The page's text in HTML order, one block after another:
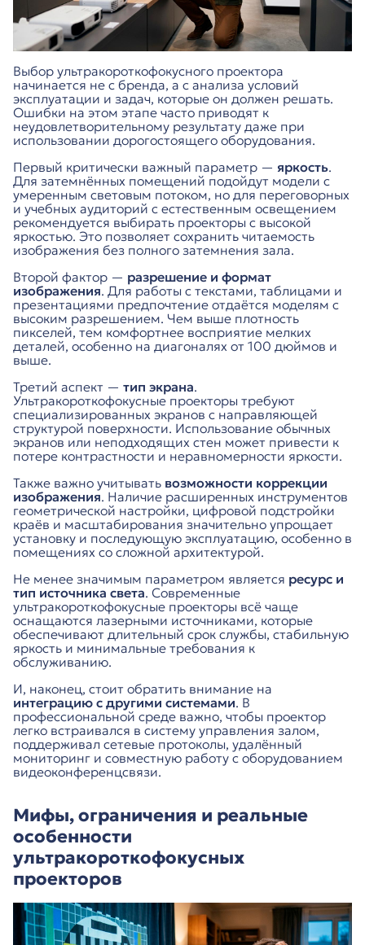
Выбор ультракороткофокусного проектора
начинается не с бренда, а с анализа условий
эксплуатации и задач, которые он должен решать.
Ошибки на этом этапе часто приводят к
неудовлетворительному результату даже при
использовании дорогостоящего оборудования.
Первый критически важный параметр — яркость.
Для затемнённых помещений подойдут модели с
умеренным световым потоком, но для переговорных
и учебных аудиторий с естественным освещением
рекомендуется выбирать проекторы с высокой
яркостью. Это позволяет сохранить читаемость
изображения без полного затемнения зала.
Второй фактор — разрешение и формат
изображения. Для работы с текстами, таблицами и
презентациями предпочтение отдаётся моделям с
высоким разрешением. Чем выше плотность
пикселей, тем комфортнее восприятие мелких
деталей, особенно на диагоналях от 100 дюймов и
выше.
Третий аспект — тип экрана.
Ультракороткофокусные проекторы требуют
специализированных экранов с направляющей
структурой поверхности. Использование обычных
экранов или неподходящих стен может привести к
потере контрастности и неравномерности яркости.
Также важно учитывать возможности коррекции
изображения. Наличие расширенных инструментов
геометрической настройки, цифровой подстройки
краёв и масштабирования значительно упрощает
установку и последующую эксплуатацию, особенно в
помещениях со сложной архитектурой.
Не менее значимым параметром является ресурс и
тип источника света. Современные
ультракороткофокусные проекторы всё чаще
оснащаются лазерными источниками, которые
обеспечивают длительный срок службы, стабильную
яркость и минимальные требования к
обслуживанию.
И, наконец, стоит обратить внимание на
интеграцию с другими системами. В
профессиональной среде важно, чтобы проектор
легко встраивался в систему управления залом,
поддерживал сетевые протоколы, удалённый
мониторинг и совместную работу с оборудованием
видеоконференцсвязи.
Мифы, ограничения и реальные
особенности
ультракороткофокусных
проекторов